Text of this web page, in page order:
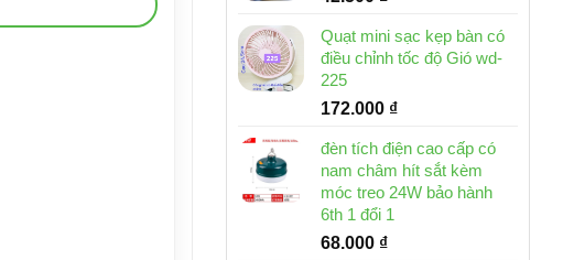
Quạt mini sạc kẹp bàn có
điều chỉnh tốc độ Gió wd-
225
172.000 ₫
đèn tích điện cao cấp có
nam châm hít sắt kèm
móc treo 24W bảo hành
6th 1 đổi 1
68.000 ₫